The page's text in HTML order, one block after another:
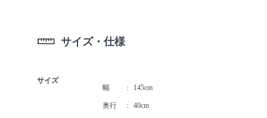
サイズ・仕様
サイズ
幅
145cm
奥行 40cm